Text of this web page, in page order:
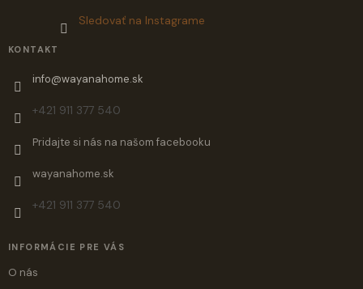
Sledovať na Instagrame
KONTAKT
info@wayanahome.sk
+421 911 377 540
Pridajte si nás na našom facebooku
wayanahome.sk
+421 911 377 540
INFORMÁCIE PRE VÁS
O nás